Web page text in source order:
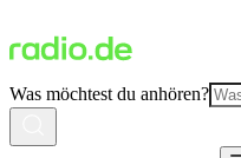
Was möchtest du anhören?